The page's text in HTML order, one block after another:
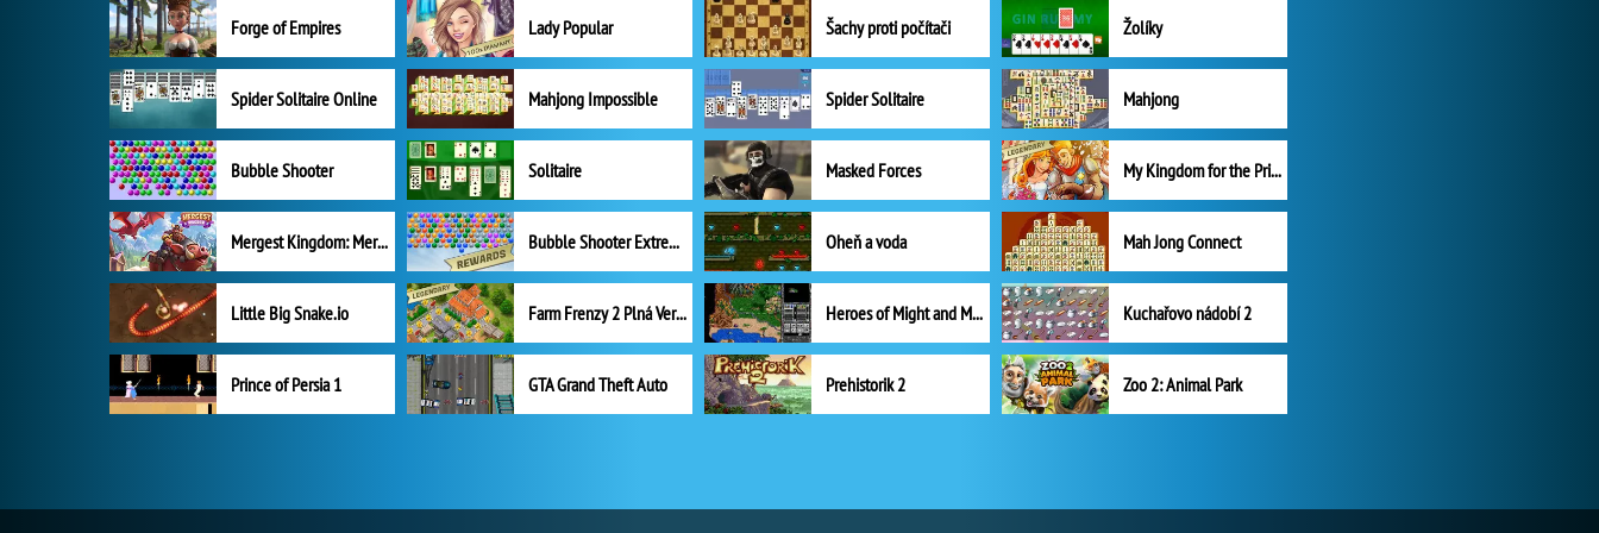
Forge of Empires Lady Popular Šachy proti počítači Žolíky
Spider Solitaire Online Mahjong Impossible Spider Solitaire Mahjong
Bubble Shooter Solitaire Masked Forces My Kingdom for the Princess Plná verze
Mergest Kingdom: Merge Puzzle Bubble Shooter Extreme Oheň a voda Mah Jong Connect
Little Big Snake.io Farm Frenzy 2 Plná Verze Heroes of Might and Magic II Kuchařovo nádobí 2
Prince of Persia 1 GTA Grand Theft Auto Prehistorik 2 Zoo 2: Animal Park